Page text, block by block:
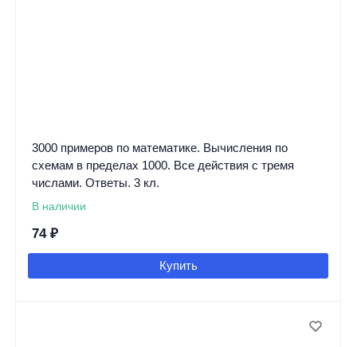
3000 примеров по математике. Вычисления по
схемам в пределах 1000. Все действия с тремя
числами. Ответы. 3 кл.
В наличии
74 ₽
Купить